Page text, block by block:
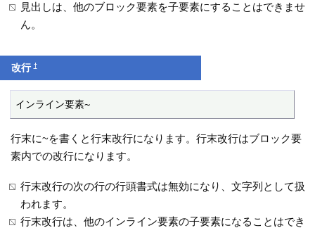
見出しは、他のブロック要素を子要素にすることはできませ
ん。
改行†
インライン要素~
行末に~を書くと行末改行になります。行末改行はブロック要
素内での改行になります。
行末改行の次の行の行頭書式は無効になり、文字列として扱
われます。
行末改行は、他のインライン要素の子要素になることはでき